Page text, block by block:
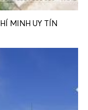
MINH UY TÍN